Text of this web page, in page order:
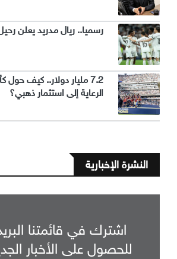
رسميا.. ريال مدريد يعلن
7.2 مليار دولار.. كيف حول
الرعاية إلى استثمار ذهبي؟
النشرة الإخبارية
اشترك في قائمتنا
للحصول على الأخبار